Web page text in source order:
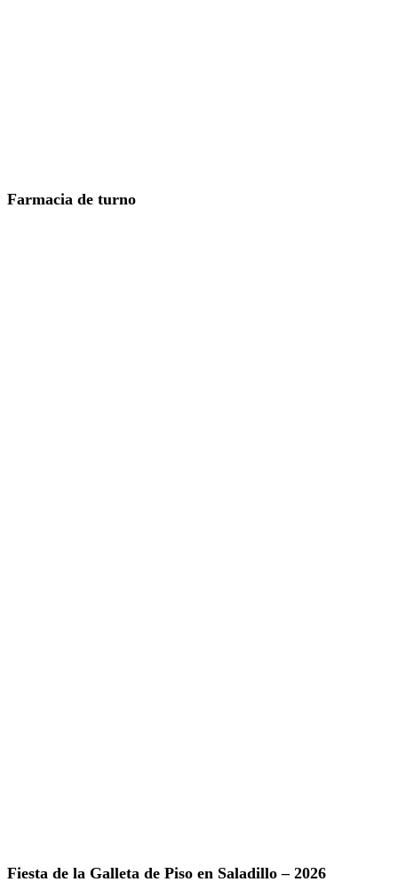
Farmacia de turno
Fiesta de la Galleta de Piso en Saladillo – 2026